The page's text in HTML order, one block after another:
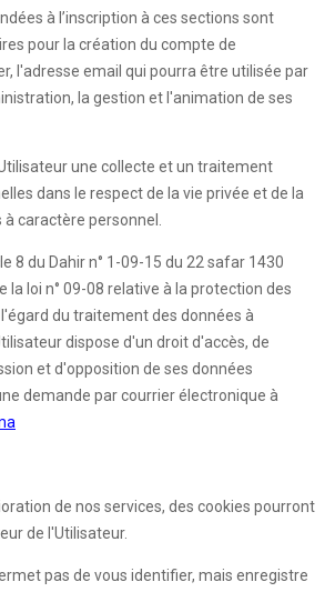
à l’inscription à ces sections sont
pour la création du compte de
l'adresse email qui pourra être utilisée par
la gestion et l'animation de ses
une collecte et un traitement
dans le respect de la vie privée et de la
caractère personnel.
8 du Dahir n° 1-09-15 du 22 safar 1430
loi n° 09-08 relative à la protection des
du traitement des données à
dispose d'un droit d'accès, de
et d'opposition de ses données
demande par courrier électronique à
de nos services, des cookies pourront
de l'Utilisateur.
pas de vous identifier, mais enregistre